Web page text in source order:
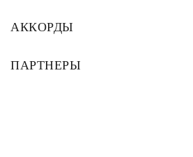
АККОРДЫ
ПАРТНЕРЫ